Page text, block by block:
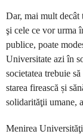
Dar, mai mult decât
şi cele ce vor urma
publice, poate
Universitate azi în
societatea trebuie
starea firească și
solidarităţii umane,
Menirea